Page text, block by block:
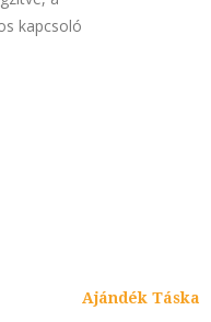
kapcsoló
Ajándék Táska